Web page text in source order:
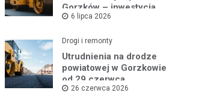
Gorzków – inwestycja
nabiera tempa!
6 lipca 2026
Drogi i remonty
Utrudnienia na drodze
powiatowej w Gorzkowie
od 29 czerwca
26 czerwca 2026